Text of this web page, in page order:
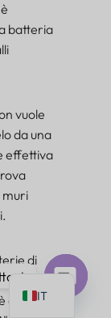
batteria
vuole
da una
effettiva
muri
di
la
di
IT
EN
DE
ES
JA